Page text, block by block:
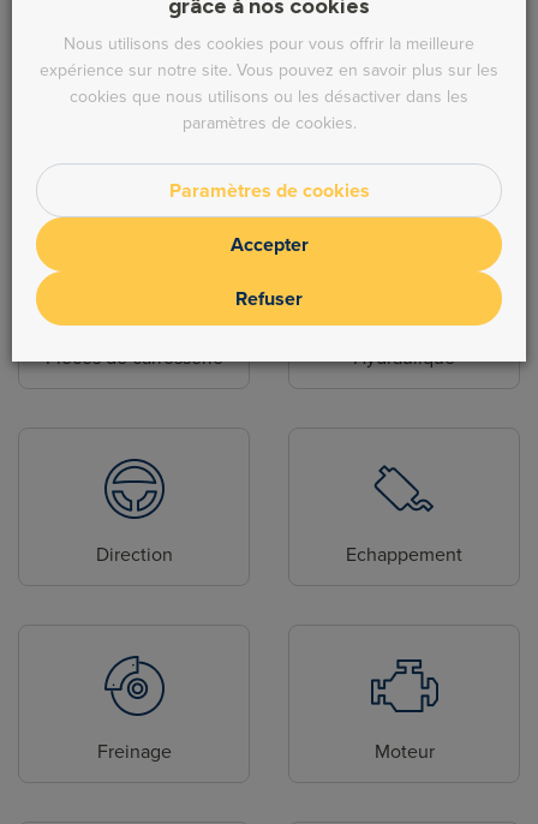
Alimentation Refroidissement
Pièces de carrosserie Hydraulique
Direction Echappement
Freinage Moteur
grâce à nos cookies
Nous utilisons des cookies pour vous offrir la meilleure
expérience sur notre site. Vous pouvez en savoir plus sur les
cookies que nous utilisons ou les désactiver dans les
paramètres de cookies.
Paramètres de cookies
Accepter
Refuser